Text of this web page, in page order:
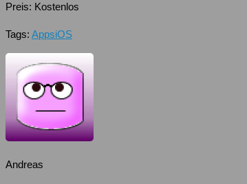
Preis: Kostenlos
Tags: AppsiOS
Andreas